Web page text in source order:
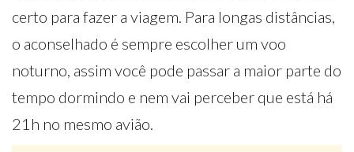
certo para fazer a viagem. Para longas distâncias,
o aconselhado é sempre escolher um voo
noturno, assim você pode passar a maior parte do
tempo dormindo e nem vai perceber que está há
21h no mesmo avião.